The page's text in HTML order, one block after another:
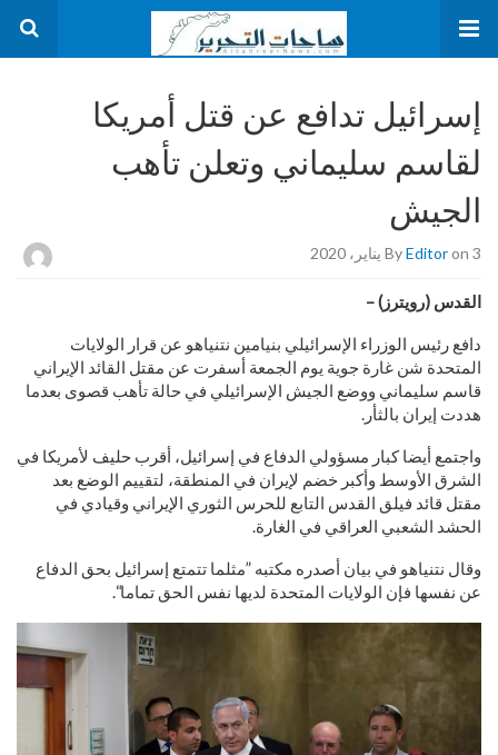
إسرائيل تدافع عن قتل أمريكا
لقاسم سليماني وتعلن تأهب
الجيش
ByEditoron 3 يناير، 2020
القدس (رويترز) –
دافع رئيس الوزراء الإسرائيلي بنيامين نتنياهو عن قرار الولايات
المتحدة شن غارة جوية يوم الجمعة أسفرت عن مقتل القائد الإيراني
قاسم سليماني ووضع الجيش الإسرائيلي في حالة تأهب قصوى بعدما
هددت إيران بالثأر.
واجتمع أيضا كبار مسؤولي الدفاع في إسرائيل، أقرب حليف لأمريكا في
الشرق الأوسط وأكبر خضم لإيران في المنطقة، لتقييم الوضع بعد
مقتل قائد فيلق القدس التابع للحرس الثوري الإيراني وقيادي في
الحشد الشعبي العراقي في الغارة.
وقال نتنياهو في بيان أصدره مكتبه ”مثلما تتمتع إسرائيل بحق الدفاع
عن نفسها فإن الولايات المتحدة لديها نفس الحق تماما“.